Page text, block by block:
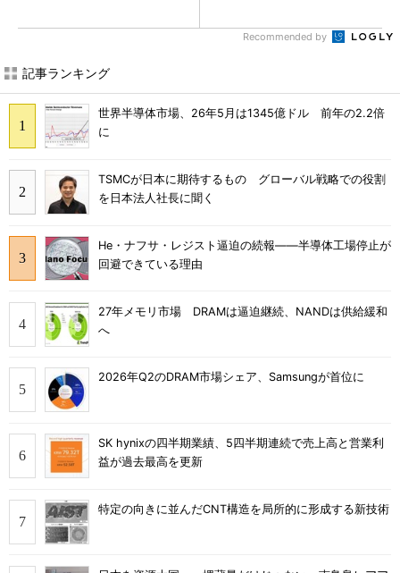
Recommended by
記事ランキング
世界半導体市場、26年5月は1345億ドル 前年の2.2倍
に
TSMCが日本に期待するもの グローバル戦略での役割
を日本法人社長に聞く
He・ナフサ・レジスト逼迫の続報――半導体工場停止が
回避できている理由
27年メモリ市場 DRAMは逼迫継続、NANDは供給緩和
へ
2026年Q2のDRAM市場シェア、Samsungが首位に
SK hynixの四半期業績、5四半期連続で売上高と営業利
益が過去最高を更新
特定の向きに並んだCNT構造を局所的に形成する新技術